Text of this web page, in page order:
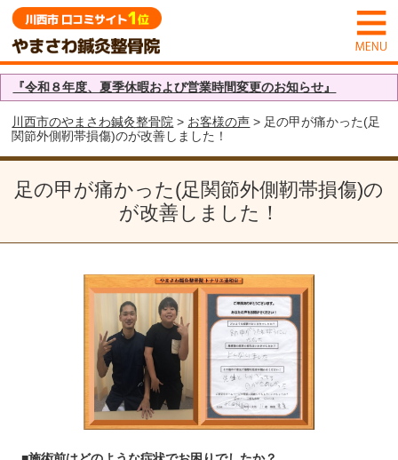
『令和８年度、夏季休暇および営業時間変更のお知らせ』
川西市のやまさわ鍼灸整骨院 > お客様の声 > 足の甲が痛かった(足
関節外側靭帯損傷)のが改善しました！
足の甲が痛かった(足関節外側靭帯損傷)の
が改善しました！